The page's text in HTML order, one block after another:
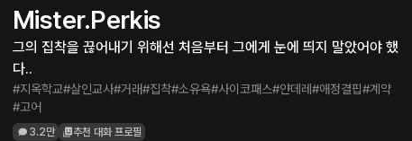
Mister.Perkis
그의 집착을 끊어내기 위해선 처음부터 그에게 눈에 띄지 말았어야 했
다..
#지옥학교#살인교사#거래#집착#소유욕#사이코패스#얀데레 #애정결핍#계약
#고어
3.2만 추천 대화 프로필